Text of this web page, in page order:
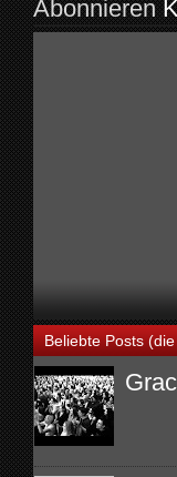
Abonnieren
Beliebte Posts